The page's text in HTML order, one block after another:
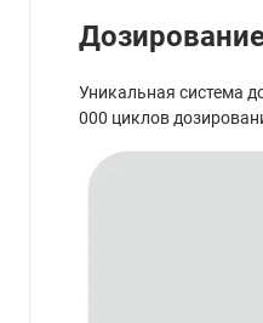
Уникальная система
000 циклов